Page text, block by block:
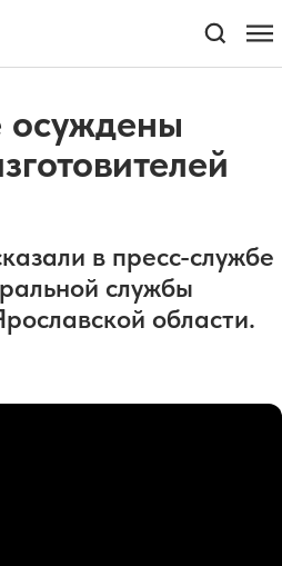
осуждены
в пресс-службе
службы
области.